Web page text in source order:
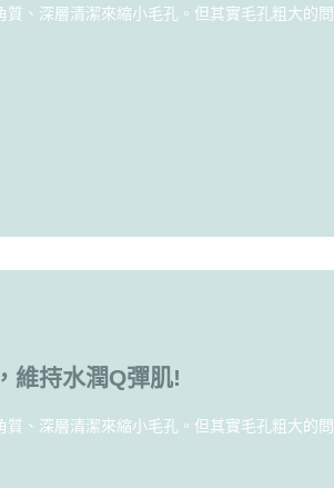
、深層清潔來縮小毛孔。但其實毛孔粗大的問
維持水潤Q彈肌!
、深層清潔來縮小毛孔。但其實毛孔粗大的問